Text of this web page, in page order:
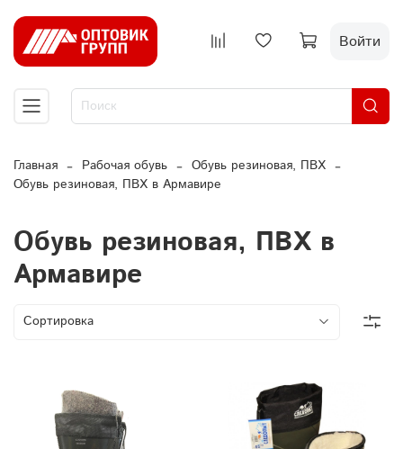
Войти
Главная Рабочая обувь
Обувь резиновая, ПВХ
Обувь резиновая, ПВХ в Армавире
Обувь резиновая, ПВХ в
Армавире